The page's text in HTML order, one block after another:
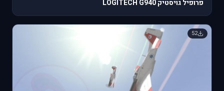
פרופיל גויסטיק LOGITECH G940
52